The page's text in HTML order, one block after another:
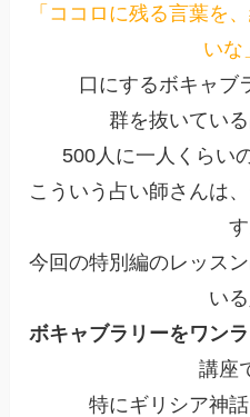
「ココロに残る言葉を
いな
口にするボキャブ
群を抜いてい
500人に一人くらい
こういう占い師さんは
す
今回の特別編のレッス
い
ボキャブラリーをワン
講座
特にギリシア神